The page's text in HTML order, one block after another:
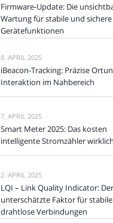
Firmware-Update: Die
Wartung für stabile und sichere
Gerätefunktionen
8. APRIL 2025
iBeacon-Tracking: Präzise
Interaktion im Nahbereich
7. APRIL 2025
Smart Meter 2025: Das kosten
intelligente Stromzähler wirklich
2. APRIL 2025
LQI – Link Quality Indicator: Der
unterschätzte Faktor für stabile
drahtlose Verbindungen